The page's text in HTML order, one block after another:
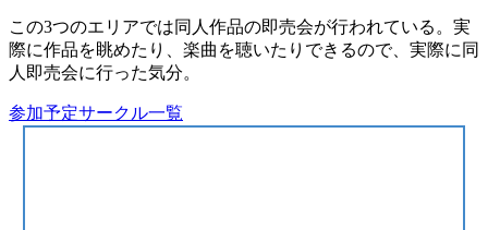
この3つのエリアでは同人作品の即売会が行われている。実
際に作品を眺めたり 楽曲を聴いたり できるので、実際に同
人即売会に行った気分。
参加予定サークル一覧